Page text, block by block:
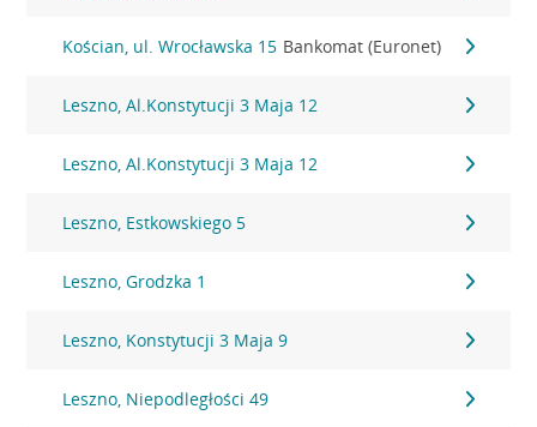
Kościan, ul. Wrocławska 15 Bankomat (Euronet)
Leszno, Al.Konstytucji 3 Maja 12
Leszno, Al.Konstytucji 3 Maja 12
Leszno, Estkowskiego 5
Leszno, Grodzka 1
Leszno, Konstytucji 3 Maja 9
Leszno, Niepodległości 49